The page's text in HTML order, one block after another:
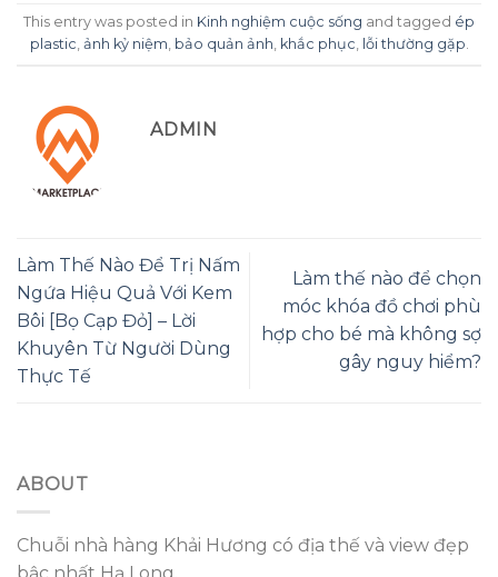
This entry was posted in Kinh nghiệm cuộc sống and tagged ép
plastic, ảnh kỷ niệm, bảo quản ảnh, khắc phục, lỗi thường gặp.
ADMIN
Làm Thế Nào Để Trị Nấm
Ngứa Hiệu Quả Với Kem
Bôi [Bọ Cạp Đỏ] – Lời
Khuyên Từ Người Dùng
Thực Tế
Làm thế nào để chọn
móc khóa đồ chơi phù
hợp cho bé mà không sợ
gây nguy hiểm?
ABOUT
Chuỗi nhà hàng Khải Hương có địa thế và view đẹp
bậc nhất Hạ Long.